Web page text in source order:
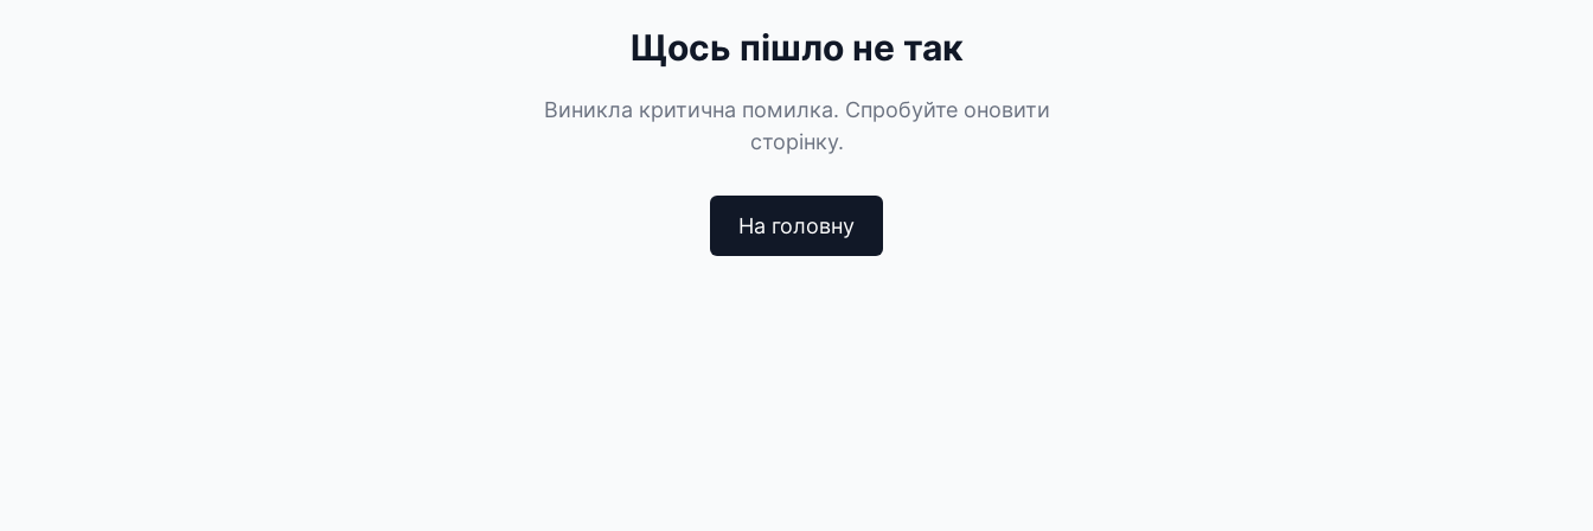
Щось пішло не так
Виникла критична помилка. Спробуйте оновити
сторінку.
На головну